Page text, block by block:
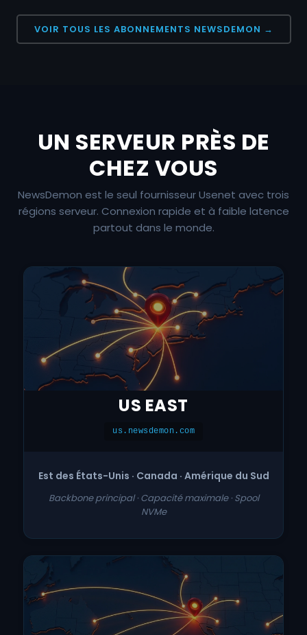
VOIR TOUS LES ABONNEMENTS NEWSDEMON →
UN SERVEUR PRÈS DE
CHEZ VOUS
NewsDemon est le seul fournisseur Usenet avec trois
régions serveur. Connexion rapide et à faible latence
partout dans le monde.
US EAST
us.newsdemon.com
Est des États-Unis · Canada · Amérique du Sud
Backbone principal · Capacité maximale · Spool
NVMe